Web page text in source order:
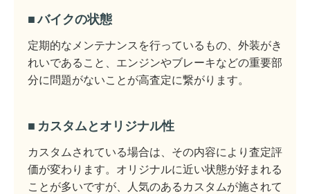
バイクの状態
定期的なメンテナンスを行っているもの、外装がき
れいであること、エンジンやブレーキなどの重要部
分に問題がないことが高査定に繋がります。
カスタムとオリジナル性
カスタムされている場合は、その内容により査定評
価が変わります。オリジナルに近い状態が好まれる
ことが多いですが、人気のあるカスタムが施されて